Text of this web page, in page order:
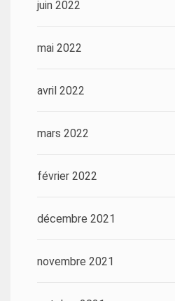
juin 2022
mai 2022
avril 2022
mars 2022
février 2022
décembre 2021
novembre 2021